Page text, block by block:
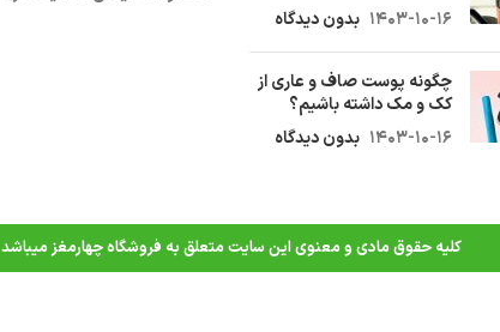
۱۴۰۳-۱۰-۱۶ بدون دیدگاه
چگونه پوست صاف و عاری از
کک و مک داشته باشیم؟
۱۴۰۳-۱۰-۱۶ بدون دیدگاه
کليه حقوق مادی و معنوی اين سايت متعلق به فروشگاه چهارمغز ميباشد